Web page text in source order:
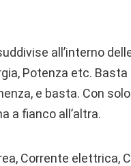
all’interno
Potenza etc.
e basta. Con
a fianco all’altra.
Corrente elettrica,